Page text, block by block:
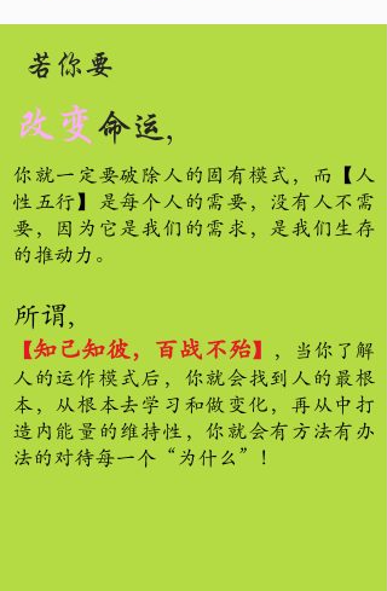
若你要
改变命运,
你就一定要破除人的固有模式，而【人
性五行】是每个人的需要，没有人不需
要，因为它是我们的需求，是我们生存
的推动力。
所谓,
【知己知彼，百战不殆】 ，当你了解
人的运作模式后，你就会找到人的最根
本，从根本去学习和做变化，再从中打
造内能量的维持性，你就会有方法有办
法的对待每一个“为什么”！